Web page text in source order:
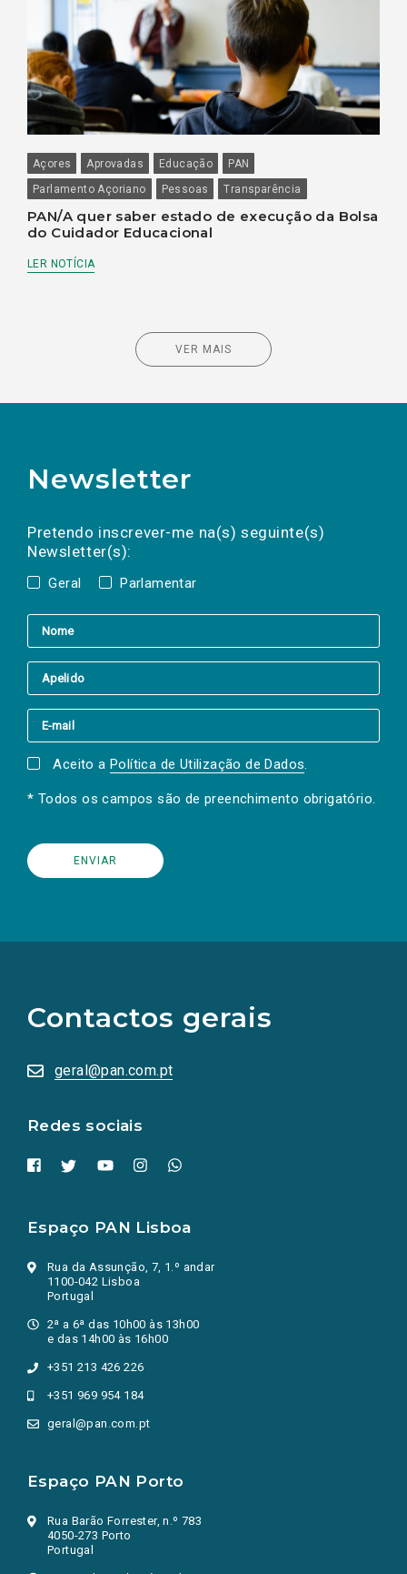
Açores Aprovadas Educação
PAN
Parlamento Açoriano
Pessoas Transparência
PAN/A quer saber estado de execução da Bolsa
do Cuidador Educacional
LER NOTÍCIA
VER MAIS
Newsletter
Pretendo inscrever-me na(s) seguinte(s)
Newsletter(s):
Geral Parlamentar
a(s) newsletter(s).
mail
Aceito a Política de Utilização de Dados.
* Todos os campos são de preenchimento obrigatório.
Contactos gerais
geral@pan.com.pt
Redes sociais
redes
sociais
numa
nova
Espaço PAN Lisboa
Rua da Assunção, 7, 1.º andar
1100-042 Lisboa
Portugal
2ª a 6ª das 10h00 às 13h00
e das 14h00 às 16h00
+351 213 426 226
+351 969 954 184
geral@pan.com.pt
Espaço PAN Porto
Rua Barão Forrester, n.º 783
4050-273 Porto
Portugal